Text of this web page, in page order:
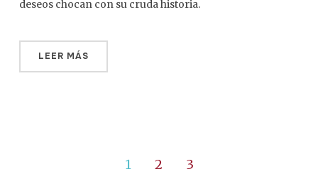
deseos chocan con su cruda historia.
LEER MÁS
1 2 3